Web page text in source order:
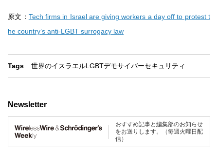
原文： Tech firms in Israel are giving workers a day off to protest t
he country’s anti-LGBT surrogacy law
Tags 世界のイスラエルLGBTデモサイバーセキュリティ
Newsletter
おすすめ記事と編集部のお知らせ
をお送りします。（毎週火曜日配
信）